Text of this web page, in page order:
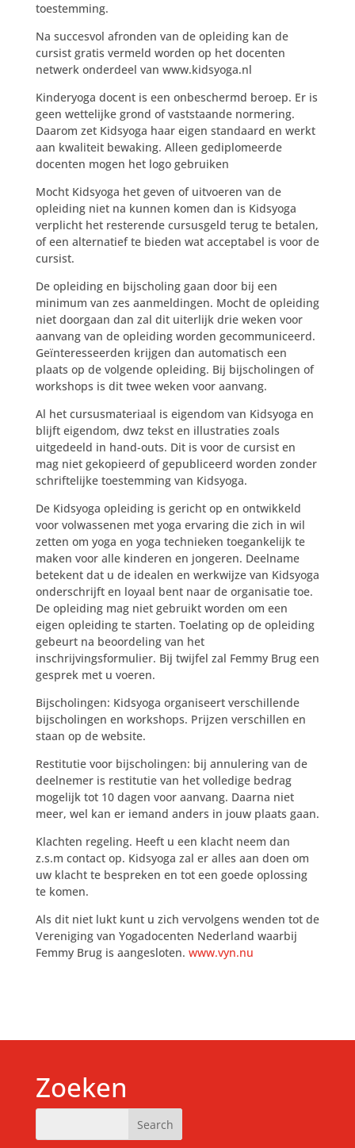
toestemming.
Na succesvol afronden van de opleiding kan de
cursist gratis vermeld worden op het docenten
netwerk onderdeel van www.kidsyoga.nl
Kinderyoga docent is een onbeschermd beroep. Er is
geen wettelijke grond of vaststaande normering.
Daarom zet Kidsyoga haar eigen standaard en werkt
aan kwaliteit bewaking. Alleen gediplomeerde
docenten mogen het logo gebruiken
Mocht Kidsyoga het geven of uitvoeren van de
opleiding niet na kunnen komen dan is Kidsyoga
verplicht het resterende cursusgeld terug te betalen,
of een alternatief te bieden wat acceptabel is voor de
cursist.
De opleiding en bijscholing gaan door bij een
minimum van zes aanmeldingen. Mocht de opleiding
niet doorgaan dan zal dit uiterlijk drie weken voor
aanvang van de opleiding worden gecommuniceerd.
Geïnteresseerden krijgen dan automatisch een
plaats op de volgende opleiding. Bij bijscholingen of
workshops is dit twee weken voor aanvang.
Al het cursusmateriaal is eigendom van Kidsyoga en
blijft eigendom, dwz tekst en illustraties zoals
uitgedeeld in hand-outs. Dit is voor de cursist en
mag niet gekopieerd of gepubliceerd worden zonder
schriftelijke toestemming van Kidsyoga.
De Kidsyoga opleiding is gericht op en ontwikkeld
voor volwassenen met yoga ervaring die zich in wil
zetten om yoga en yoga technieken toegankelijk te
maken voor alle kinderen en jongeren. Deelname
betekent dat u de idealen en werkwijze van Kidsyoga
onderschrijft en loyaal bent naar de organisatie toe.
De opleiding mag niet gebruikt worden om een
eigen opleiding te starten. Toelating op de opleiding
gebeurt na beoordeling van het
inschrijvingsformulier. Bij twijfel zal Femmy Brug een
gesprek met u voeren.
Bijscholingen: Kidsyoga organiseert verschillende
bijscholingen en workshops. Prijzen verschillen en
staan op de website.
Restitutie voor bijscholingen: bij annulering van de
deelnemer is restitutie van het volledige bedrag
mogelijk tot 10 dagen voor aanvang. Daarna niet
meer, wel kan er iemand anders in jouw plaats gaan.
Klachten regeling. Heeft u een klacht neem dan
z.s.m contact op. Kidsyoga zal er alles aan doen om
uw klacht te bespreken en tot een goede oplossing
te komen.
Als dit niet lukt kunt u zich vervolgens wenden tot de
Vereniging van Yogadocenten Nederland waarbij
Femmy Brug is aangesloten. www.vyn.nu
Zoeken